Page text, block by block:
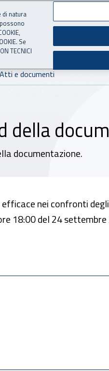
Atti e documenti
della
documentazione.
nei confronti
18:00 del 24
di natura
Se
TECNICI